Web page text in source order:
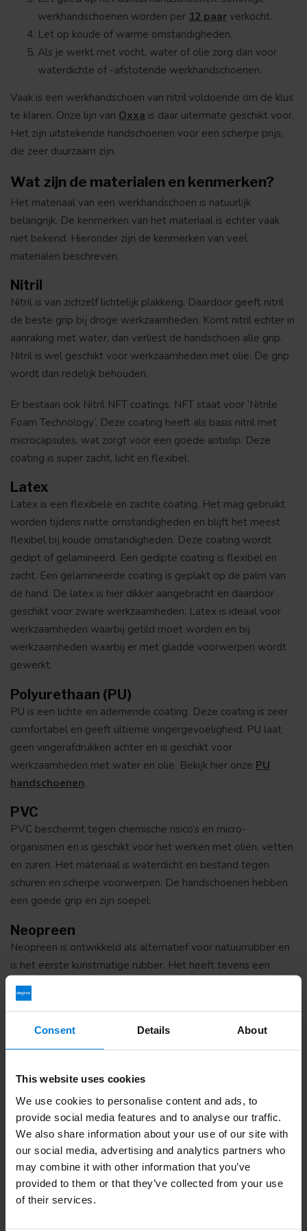
Consent Details About
This website uses cookies
We use cookies to personalise content and ads, to
provide social media features and to analyse our traffic.
We also share information about your use of our site with
our social media, advertising and analytics partners who
may combine it with other information that you’ve
provided to them or that they’ve collected from your use
of their services.
werkhandschoenen worden per 12 paar verkocht.
Let op koude of warme omstandigheden.
Als je werkt met vocht, water of olie zorg dan voor
waterdichte of -afstotende werkhandschoenen.
Vaak is een werkhandschoen van nitril voldoende om de klus
te klaren. Onze lijn van Oxxa is daar uitermate geschikt voor.
Het zijn uitstekende handschoenen voor een scherpe prijs,
die zeer duurzaam zijn.
Wat zijn de materialen en kenmerken?
Het materiaal van een werkhandschoen is natuurlijk
belangrijk. De kenmerken van het materiaal is echter vaak
niet bekend. Hieronder zijn de kenmerken van veel
materialen beschreven.
Nitril
Nitril is van zichzelf lichtelijk plakkerig. Daardoor geeft nitril
de beste grip bij droge werkzaamheden. Komt nitril echter in
aanraking met water, dan verliest de handschoen alle grip.
Nitril is wel geschikt voor werkzaamheden met olie. De grip
wordt dan redelijk behouden.
Er bestaan ook Nitril NFT coatings. NFT staat voor ‘Nitrile
Foam Technology’. Deze coating heeft als basis nitril met
microcapsules, wat zorgt voor een goede antislip. Deze
coating is super zacht, licht en flexibel.
Latex
Latex is een flexibele en zachte coating. Het mag gebruikt
worden tijdens natte omstandigheden en blijft het meest
flexibel bij koude omstandigheden. Deze coating wordt
gedipt of gelamineerd. Een gedipte coating is flexibel en
zacht. Een gelamineerde coating is geplakt op de palm van
de hand. De latex is hier dikker aangebracht en daardoor
geschikt voor zware werkzaamheden. Latex is ideaal voor
werkzaamheden waarbij getild moet worden en bij
werkzaamheden waarbij er met gladde voorwerpen wordt
gewerkt.
Polyurethaan (PU)
PU is een lichte en ademende coating. Deze coating is zeer
comfortabel en geeft ultieme vingergevoeligheid. PU laat
geen vingerafdrukken achter en is geschikt voor
werkzaamheden met water en olie. Bekijk hier onze PU
handschoenen.
PVC
PVC beschermt tegen chemische risico’s en micro-
organismen en is geschikt voor het werken met oliën, vetten
en zuren. Het materiaal is waterdicht en bestand tegen
schuren en scherpe voorwerpen. De handschoenen hebben
een goede grip en zijn soepel.
Neopreen
Neopreen is ontwikkeld als alternatief voor natuurrubber en
is het eerste kunstmatige rubber. Het heeft tevens een
goede schuurweerstand, maar niet zo goed als nitril of PVC.
Het heeft een goede snijbestendigheid en een uitmuntende
op natuurrubber. Neopreen biedt een uitstekende
weerstand tegen heel veel risicovolle chemicaliën als zuren,
alcohol, olie, vet, bijtmiddel, inkt, koelmiddelen,
bestendig en ondoordringbaar voor gassen, dampen en
vocht.
Leder
Lederen (of leren) werkhandschoenen bieden mechanische
bescherming, zijn duurzaam en zorgen dat de handen niet te